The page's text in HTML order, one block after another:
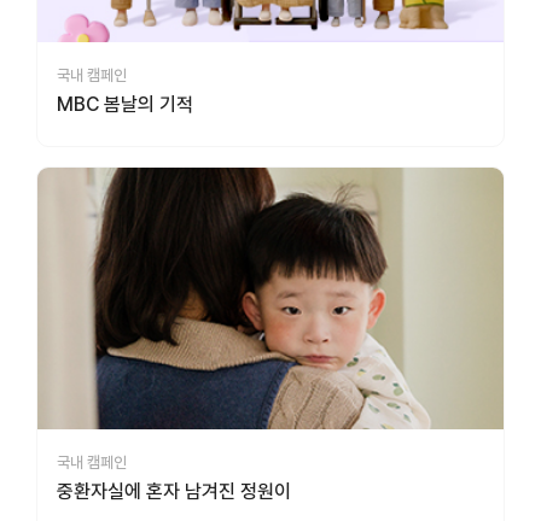
국내 캠페인
MBC 봄날의 기적
국내 캠페인
중환자실에 혼자 남겨진 정원이